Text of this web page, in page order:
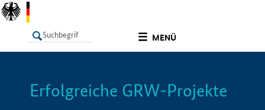
MENÜ
LISTE Info
Erfolgreiche GRW-Projekte